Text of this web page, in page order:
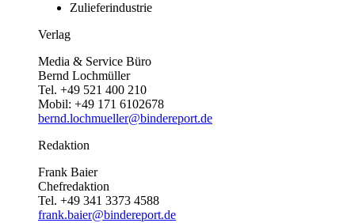
Zulieferindustrie
Verlag
Media & Service Büro
Bernd Lochmüller
Tel. +49 521 400 210
Mobil: +49 171 6102678
bernd.lochmueller@bindereport.de
Redaktion
Frank Baier
Chefredaktion
Tel. +49 341 3373 4588
frank.baier@bindereport.de